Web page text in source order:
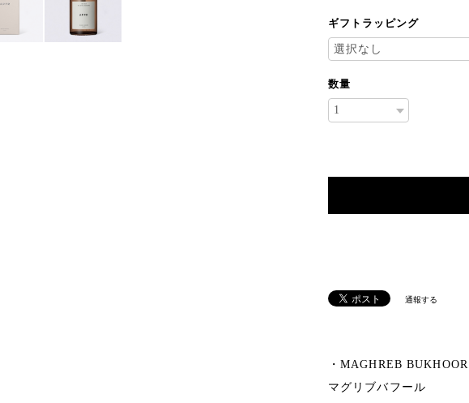
ギフトラッピング
数量
通報する
・MAGHREB BUKHOOR
マグリブバフール